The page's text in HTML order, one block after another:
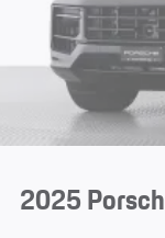
2025